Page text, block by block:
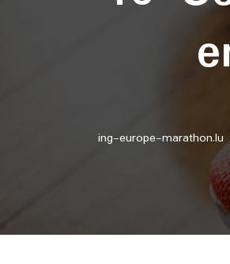
ing-europe-marathon.lu